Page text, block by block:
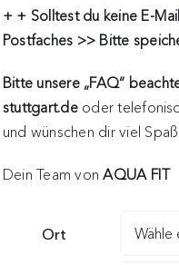
+ + Solltest du keine E-
Postfaches >> Bitte
Bitte unsere „FAQ“
stuttgart.deoder
und wünschen dir viel
Dein Team vonAQUA FIT
Ort